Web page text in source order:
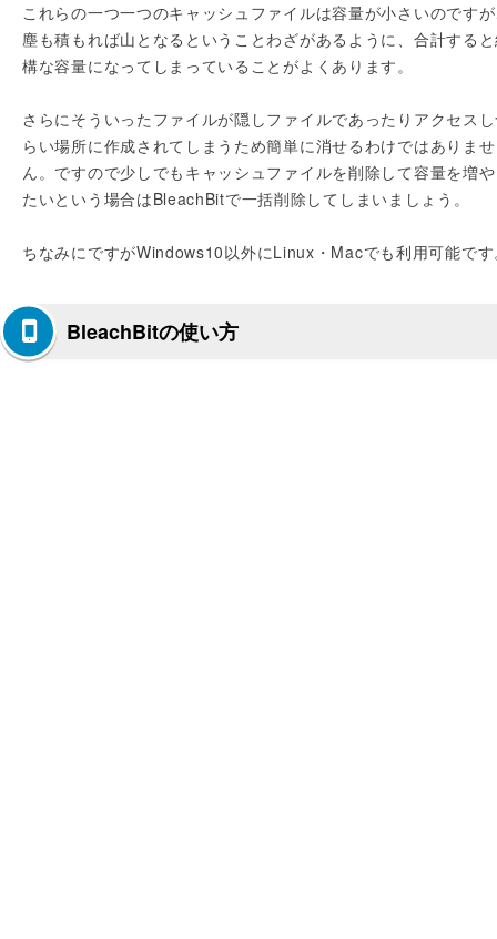
これらの一つ一つのキャッシュファイルは容量が小さいのです
塵も積もれば山となるということわざがあるように、合計する
構な容量になってしまっていることがよくあります。
さらにそういったファイルが隠しファイルであったりアクセス
らい場所に作成されてしまうため簡単に消せるわけではありませ
ん。ですので少しでもキャッシュファイルを削除して容量を増
たいという場合はBleachBitで一括削除してしまいましょう。
ちなみにですがWindows10以外にLinux・Macでも利用可能で
BleachBitの使い方